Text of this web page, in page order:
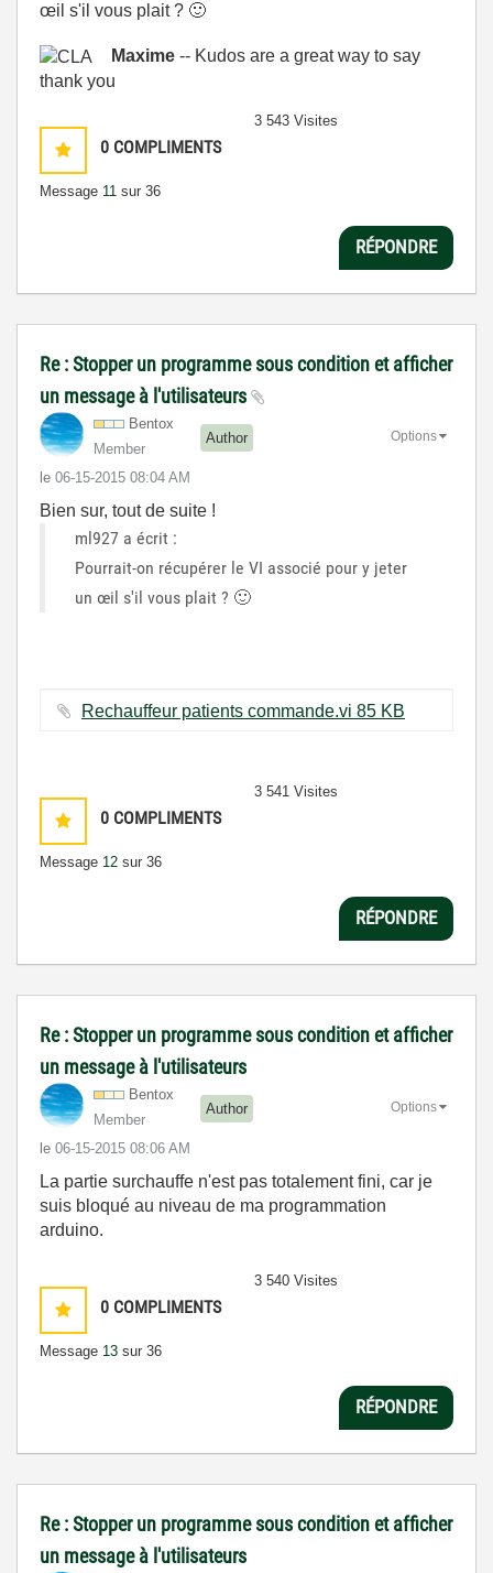
œil s'il vous plait ? 🙂
Maxime -- Kudos are a great way to say
thank you
0 COMPLIMENTS
Message 11 sur 36
3 543 Visites
RÉPONDRE
Re : Stopper un programme sous condition et afficher
un message à l'utilisateurs
Bentox
Member
Author
le ‎06-15-2015 08:04 AM
Options
Bien sur, tout de suite !
ml927 a écrit :
Pourrait-on récupérer le VI associé pour y jeter
un œil s'il vous plait ? 🙂
Rechauffeur patients commande.vi ‏85 KB
0 COMPLIMENTS
Message 12 sur 36
3 541 Visites
RÉPONDRE
Re : Stopper un programme sous condition et afficher
un message à l'utilisateurs
Bentox
Member
Author
le ‎06-15-2015 08:06 AM
Options
La partie surchauffe n'est pas totalement fini, car je
suis bloqué au niveau de ma programmation
arduino.
0 COMPLIMENTS
Message 13 sur 36
3 540 Visites
RÉPONDRE
Re : Stopper un programme sous condition et afficher
un message à l'utilisateurs